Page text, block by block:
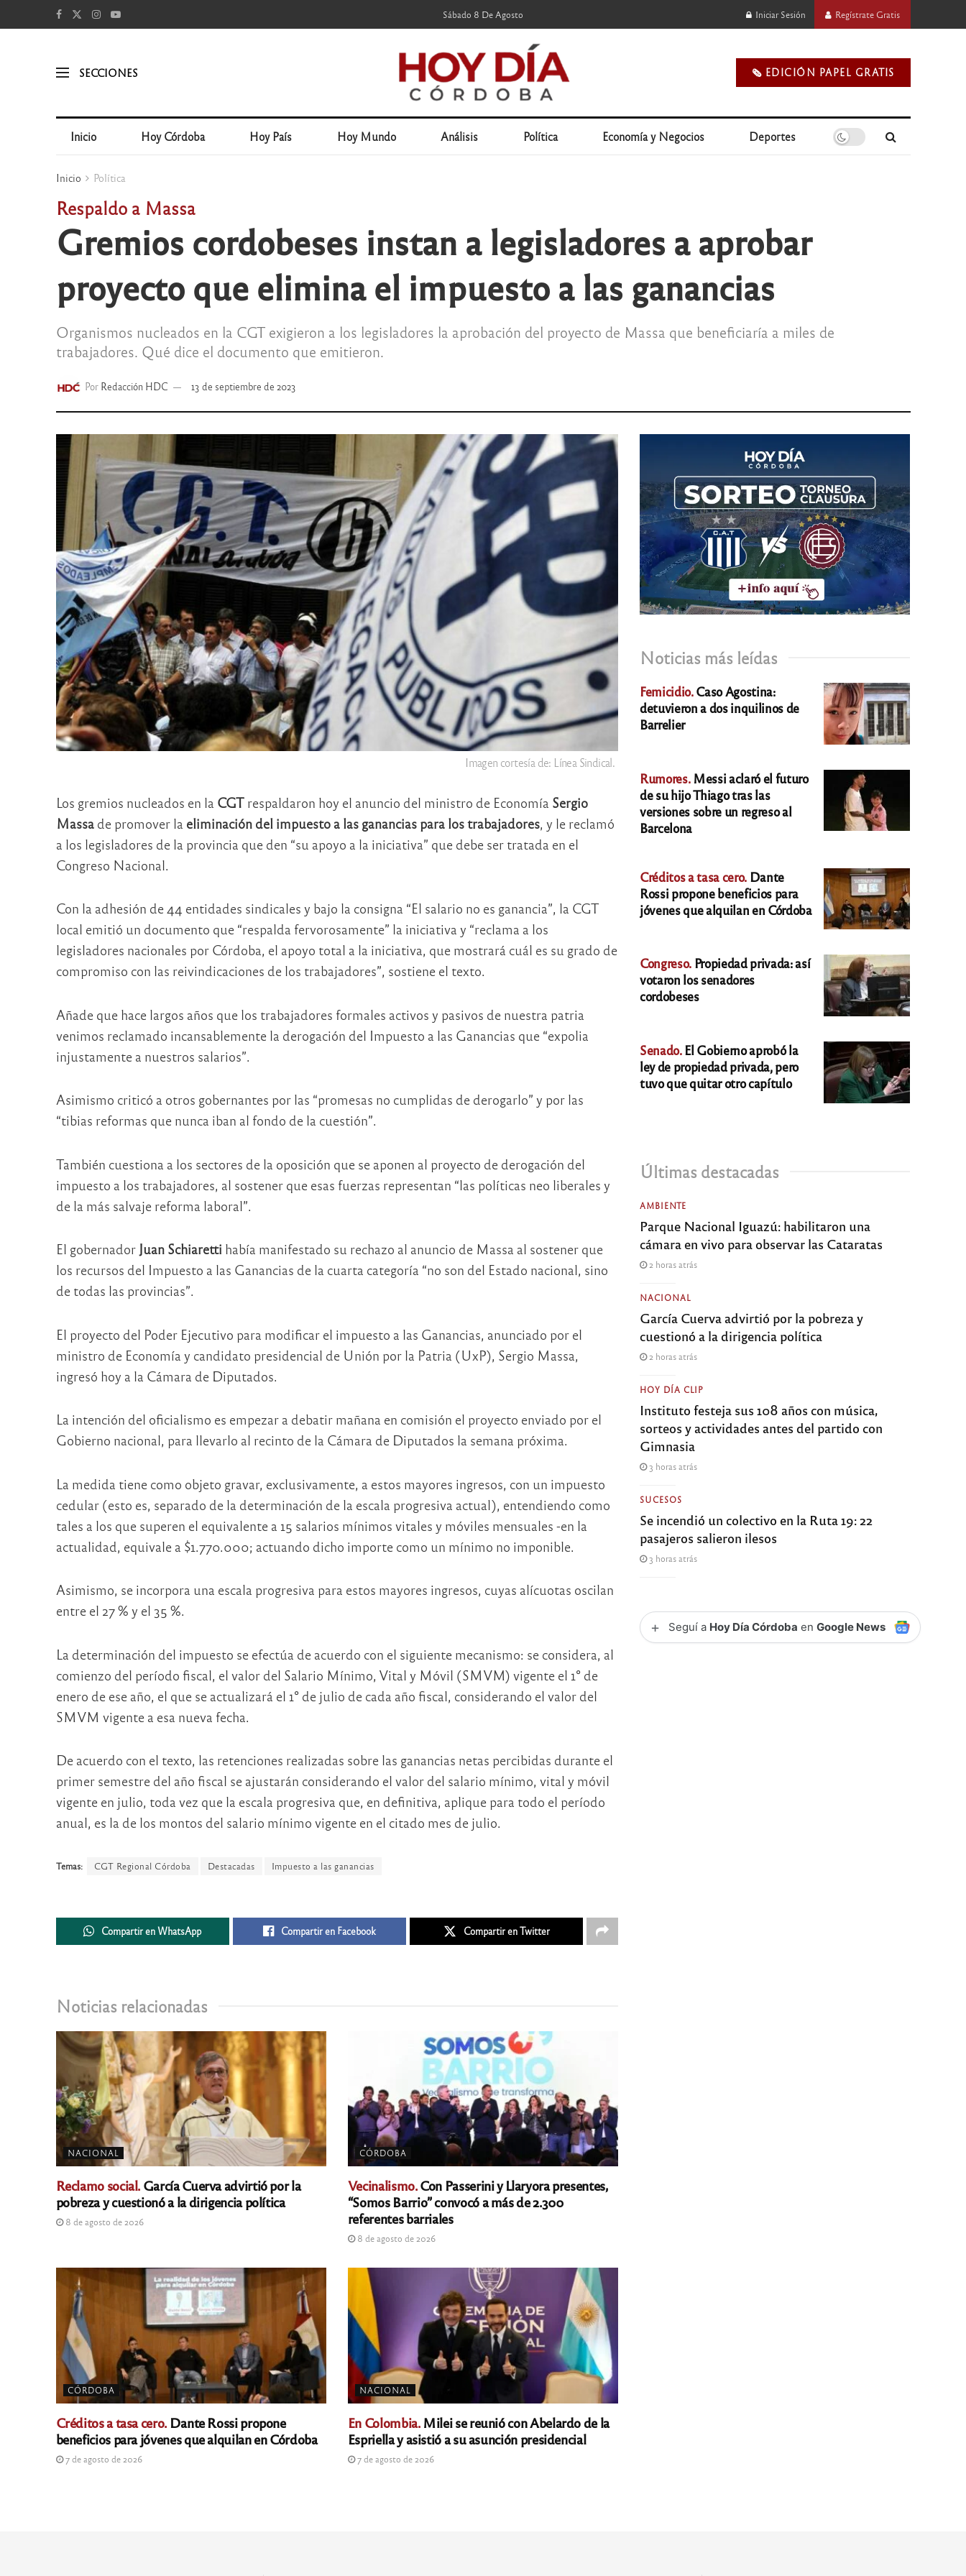
Sábado 8 De Agosto Iniciar Sesión Regístrate Gratis
SECCIONES 🗞️ EDICIÓN PAPEL GRATIS
Inicio Hoy Córdoba Hoy País Hoy Mundo Análisis Política Economía y Negocios Deportes
Inicio Política
Respaldo a Massa
Gremios cordobeses instan a legisladores a aprobar
proyecto que elimina el impuesto a las ganancias
Organismos nucleados en la CGT exigieron a los legisladores la aprobación del proyecto de Massa que beneficiaría a miles de
trabajadores. Qué dice el documento que emitieron.
Por Redacción HDC 13 de septiembre de 2023
Imagen cortesía de: Línea Sindical.
Los gremios nucleados en la CGTrespaldaron hoy el anuncio del ministro de Economía Sergio
Massade promover la eliminación del impuesto a las ganancias para los trabajadores, y le reclamó
a los legisladores de la provincia que den “su apoyo a la iniciativa” que debe ser tratada en el
Congreso Nacional.
Con la adhesión de 44 entidades sindicales y bajo la consigna “El salario no es ganancia”, la CGT
local emitió un documento que “respalda fervorosamente” la iniciativa y “reclama a los
legisladores nacionales por Córdoba, el apoyo total a la iniciativa, que mostrará cuál es su grado de
compromiso con las reivindicaciones de los trabajadores”, sostiene el texto.
Añade que hace largos años que los trabajadores formales activos y pasivos de nuestra patria
venimos reclamado incansablemente la derogación del Impuesto a las Ganancias que “expolia
injustamente a nuestros salarios”.
Asimismo criticó a otros gobernantes por las “promesas no cumplidas de derogarlo” y por las
“tibias reformas que nunca iban al fondo de la cuestión”.
También cuestiona a los sectores de la oposición que se aponen al proyecto de derogación del
impuesto a los trabajadores, al sostener que esas fuerzas representan “las políticas neo liberales y
de la más salvaje reforma laboral”.
El gobernador Juan Schiaretti había manifestado su rechazo al anuncio de Massa al sostener que
los recursos del Impuesto a las Ganancias de la cuarta categoría “no son del Estado nacional, sino
de todas las provincias”.
El proyecto del Poder Ejecutivo para modificar el impuesto a las Ganancias, anunciado por el
ministro de Economía y candidato presidencial de Unión por la Patria (UxP), Sergio Massa,
ingresó hoy a la Cámara de Diputados.
La intención del oficialismo es empezar a debatir mañana en comisión el proyecto enviado por el
Gobierno nacional, para llevarlo al recinto de la Cámara de Diputados la semana próxima.
La medida tiene como objeto gravar, exclusivamente, a estos mayores ingresos, con un impuesto
cedular (esto es, separado de la determinación de la escala progresiva actual), entendiendo como
tales a los que superen el equivalente a 15 salarios mínimos vitales y móviles mensuales -en la
actualidad, equivale a $1.770.000; actuando dicho importe como un mínimo no imponible.
Asimismo, se incorpora una escala progresiva para estos mayores ingresos, cuyas alícuotas oscilan
entre el 27 % y el 35 %.
La determinación del impuesto se efectúa de acuerdo con el siguiente mecanismo: se considera, al
comienzo del período fiscal, el valor del Salario Mínimo, Vital y Móvil (SMVM) vigente el 1° de
enero de ese año, el que se actualizará el 1° de julio de cada año fiscal, considerando el valor del
SMVM vigente a esa nueva fecha.
De acuerdo con el texto, las retenciones realizadas sobre las ganancias netas percibidas durante el
primer semestre del año fiscal se ajustarán considerando el valor del salario mínimo, vital y móvil
vigente en julio, toda vez que la escala progresiva que, en definitiva, aplique para todo el período
anual, es la de los montos del salario mínimo vigente en el citado mes de julio.
Temas: CGT Regional Córdoba Destacadas Impuesto a las ganancias
Compartir en WhatsApp Compartir en Facebook Compartir en Twitter
Noticias relacionadas
NACIONAL
Reclamo social. García Cuerva advirtió por la
pobreza y cuestionó a la dirigencia política
8 de agosto de 2026
CÓRDOBA
Vecinalismo.Con Passerini y Llaryora presentes,
“Somos Barrio” convocó a más de 2.300
referentes barriales
8 de agosto de 2026
CÓRDOBA
Créditos a tasa cero.Dante Rossi propone
beneficios para jóvenes que alquilan en Córdoba
7 de agosto de 2026
NACIONAL
En Colombia.Milei se reunió con Abelardo de la
Espriella y asistió a su asunción presidencial
7 de agosto de 2026
Noticias más leídas
Femicidio.Caso Agostina:
detuvieron a dos inquilinos de
Barrelier
Rumores.Messi aclaró el futuro
de su hijo Thiago tras las
versiones sobre un regreso al
Barcelona
Créditos a tasa cero. Dante
Rossi propone beneficios para
jóvenes que alquilan en Córdoba
Congreso. Propiedad privada: así
votaron los senadores
cordobeses
Senado.El Gobierno aprobó la
ley de propiedad privada, pero
tuvo que quitar otro capítulo
Últimas destacadas
AMBIENTE
Parque Nacional Iguazú: habilitaron una
cámara en vivo para observar las Cataratas
2 horas atrás
NACIONAL
García Cuerva advirtió por la pobreza y
cuestionó a la dirigencia política
2 horas atrás
HOY DÍA CLIP
Instituto festeja sus 108 años con música,
sorteos y actividades antes del partido con
Gimnasia
3 horas atrás
SUCESOS
Se incendió un colectivo en la Ruta 19: 22
pasajeros salieron ilesos
3 horas atrás
+ Seguí a Hoy Día Córdoba enGoogle News